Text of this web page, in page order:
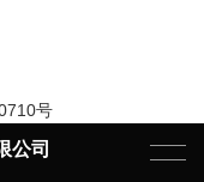
号
公司